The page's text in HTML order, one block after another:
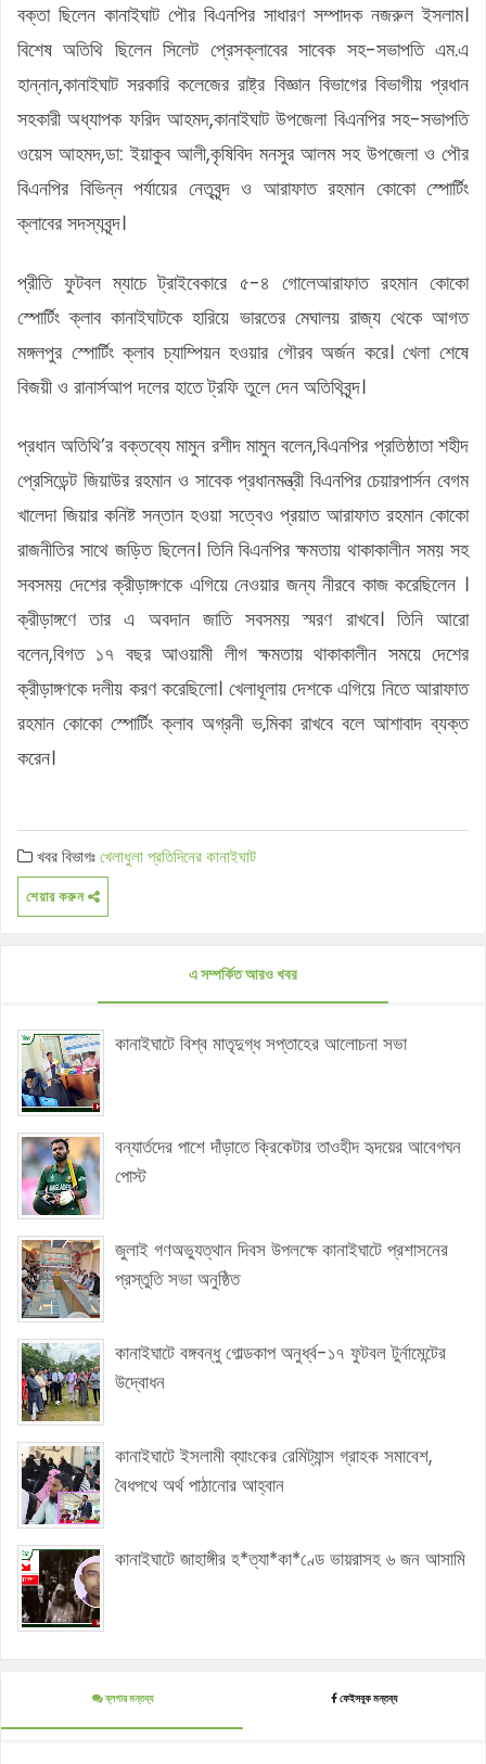
বক্তা ছিলেন কানাইঘাট পৌর বিএনপির সাধারণ সম্পাদক নজরুল ইসলাম।
বিশেষ অতিথি ছিলেন সিলেট প্রেসক্লাবের সাবেক সহ-সভাপতি এম.এ
হান্নান,কানাইঘাট সরকারি কলেজের রাষ্ট্র বিজ্ঞান বিভাগের বিভাগীয় প্রধান
সহকারী অধ্যাপক ফরিদ আহমদ,কানাইঘাট উপজেলা বিএনপির সহ-সভাপতি
ওয়েস আহমদ,ডা: ইয়াকুব আলী,কৃষিবিদ মনসুর আলম সহ উপজেলা ও পৌর
বিএনপির বিভিন্ন পর্যায়ের নেতৃবৃন্দ ও আরাফাত রহমান কোকো স্পোর্টিং
ক্লাবের সদস্যবৃন্দ।
প্রীতি ফুটবল ম্যাচে ট্রাইবেকারে ৫-৪ গোলেআরাফাত রহমান কোকো
স্পোর্টিং ক্লাব কানাইঘাটকে হারিয়ে ভারতের মেঘালয় রাজ্য থেকে আগত
মঙ্গলপুর স্পোর্টিং ক্লাব চ্যাম্পিয়ন হওয়ার গৌরব অর্জন করে। খেলা শেষে
বিজয়ী ও রানার্সআপ দলের হাতে ট্রফি তুলে দেন অতিথিবৃন্দ।
প্রধান অতিথি’র বক্তব্যে মামুন রশীদ মামুন বলেন,বিএনপির প্রতিষ্ঠাতা শহীদ
প্রেসিডেন্ট জিয়াউর রহমান ও সাবেক প্রধানমন্ত্রী বিএনপির চেয়ারপার্সন বেগম
খালেদা জিয়ার কনিষ্ট সন্তান হওয়া সত্বেও প্রয়াত আরাফাত রহমান কোকো
রাজনীতির সাথে জড়িত ছিলেন। তিনি বিএনপির ক্ষমতায় থাকাকালীন সময় সহ
সবসময় দেশের ক্রীড়াঙ্গণকে এগিয়ে নেওয়ার জন্য নীরবে কাজ করেছিলেন ।
ক্রীড়াঙ্গণে তার এ অবদান জাতি সবসময় স্মরণ রাখবে। তিনি আরো
বলেন,বিগত ১৭ বছর আওয়ামী লীগ ক্ষমতায় থাকাকালীন সময়ে দেশের
ক্রীড়াঙ্গণকে দলীয় করণ করেছিলো। খেলাধূলায় দেশকে এগিয়ে নিতে আরাফাত
রহমান কোকো স্পোর্টিং ক্লাব অগ্রনী ভ‚মিকা রাখবে বলে আশাবাদ ব্যক্ত
করেন।
খবর বিভাগঃখেলাধুলাপ্রতিদিনের কানাইঘাট
শেয়ার করুন
এ সম্পর্কিত আরও খবর
কানাইঘাটে বিশ্ব মাতৃদুগ্ধ সপ্তাহের আলোচনা সভা
বন্যার্তদের পাশে দাঁড়াতে ক্রিকেটার তাওহীদ হৃদয়ের আবেগঘন
পোস্ট
জুলাই গণঅভ্যুত্থান দিবস উপলক্ষে কানাইঘাটে প্রশাসনের
প্রস্তুতি সভা অনুষ্ঠিত
কানাইঘাটে বঙ্গবন্ধু গোল্ডকাপ অনুর্ধ্ব-১৭ ফুটবল টুর্নামেন্টের
উদ্বোধন
কানাইঘাটে ইসলামী ব্যাংকের রেমিট্যান্স গ্রাহক সমাবেশ,
বৈধপথে অর্থ পাঠানোর আহ্বান
কানাইঘাটে জাহাঙ্গীর হ*ত্যা*কা*ণ্ডে ভায়রাসহ ৬ জন আসামি
ব্লগার মন্তব্য ফেইসবুক মন্তব্য